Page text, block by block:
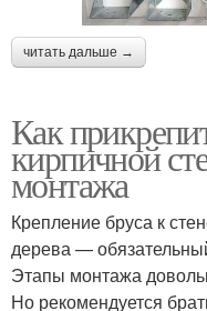
читать дальше →
Как
кирпичной
монтажа
Крепление бруса к
дерева —
Этапы монтажа
Но рекомендуется